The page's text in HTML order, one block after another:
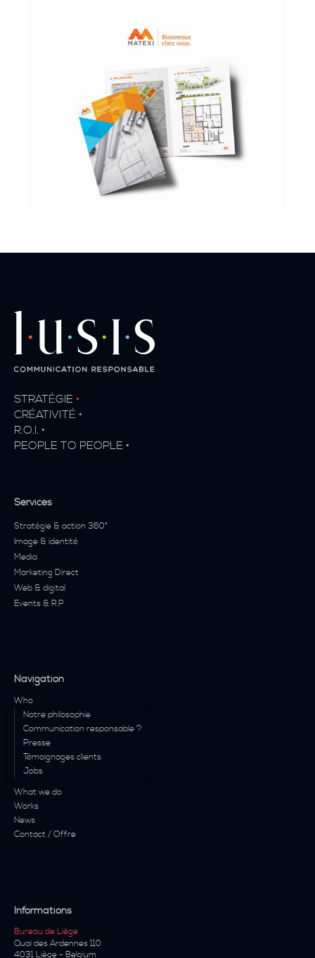
STRATÉGIE •
CRÉATIVITÉ •
R.O.I. •
PEOPLE TO PEOPLE •
Services
Stratégie & action 360°
Image & identité
Media
Marketing Direct
Web & digital
Events & R.P
Navigation
Who
Notre philosophie
Communication responsable ?
Presse
Témoignages clients
Jobs
What we do
Works
News
Contact / Offre
Informations
Bureau de Liège
Quai des Ardennes 110
4031 Liège - Belgium